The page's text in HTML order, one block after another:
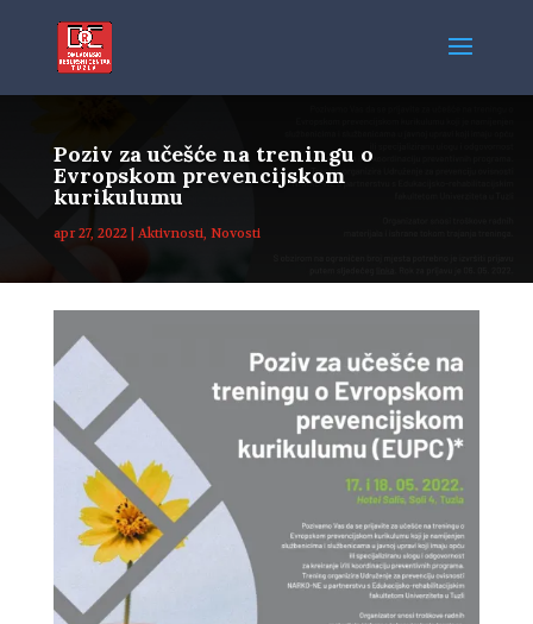
Poziv za učešće na treningu o
Evropskom prevencijskom
kurikulumu
apr 27, 2022| Aktivnosti, Novosti